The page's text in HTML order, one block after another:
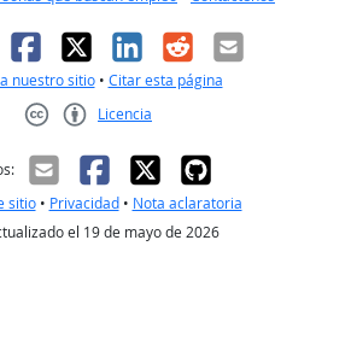
Facebook
X LinkedIn
RedditCorreo
nuestro sitio• Citar esta página
Licencia
sitio• Privacidad• Nota aclaratoria
el 19 de mayo de 2026